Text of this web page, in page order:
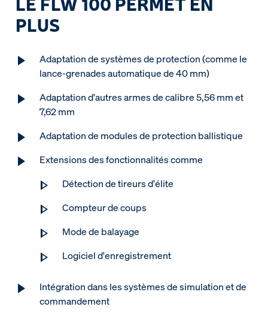
PLUS
Adaptation de systèmes de protection (comme le
lance-grenades automatique de 40 mm)
Adaptation d'autres armes de calibre 5,56 mm et
7,62 mm
Adaptation de modules de protection ballistique
Extensions des fonctionnalités comme
Détection de tireurs d'élite
Compteur de coups
Mode de balayage
Logiciel d'enregistrement
Intégration dans les systèmes de simulation et de
commandement